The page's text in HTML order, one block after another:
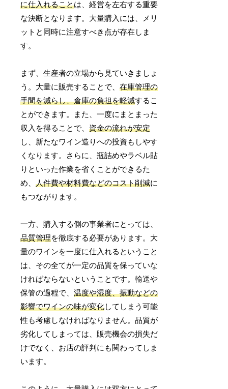
に仕入れることは、経営を左右する重要
な決断となります。大量購入には、メリ
ットと同時に注意すべき点が存在しま
す。
まず、生産者の立場から見ていきましょ
う。大量に販売することで、在庫管理の
手間を減らし、倉庫の負担を軽減するこ
とができます。また、一度にまとまった
収入を得ることで、資金の流れが安定
し、新たなワイン造りへの投資もしやす
くなります。さらに、瓶詰めやラベル貼
りといった作業を省くことができるた
め、人件費や材料費などのコスト削減に
もつながります。
一方、購入する側の事業者にとっては、
品質管理を徹底する必要があります。大
量のワインを一度に仕入れるということ
は、その全てが一定の品質を保っていな
ければならないということです。輸送や
保管の過程で、温度や湿度、振動などの
影響でワインの味が変化してしまう可能
性も考慮しなければなりません。品質が
劣化してしまっては、販売機会の損失だ
けでなく、お店の評判にも関わってしま
います。